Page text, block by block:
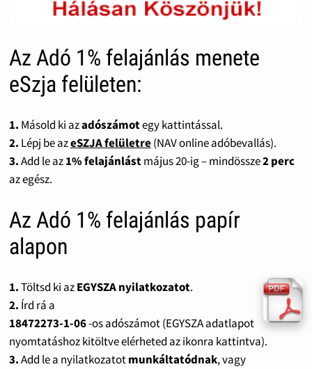
Az Adó 1% felajánlás menete
eSzja felületen:
1. Másold ki azadószámotegy kattintással.
2. Lépj be azeSZJA felületre(NAV online adóbevallás).
3.Add le az1% felajánlástmájus 20-ig – mindössze2 perc
az egész.
Az Adó 1% felajánlás papír
alapon
1.Töltsd ki azEGYSZA nyilatkozatot.
2. Írd rá a
18472273-1-06-os adószámot (EGYSZA adatlapot
nyomtatáshoz kitöltve elérheted az ikonra kattintva).
3.Add le a nyilatkozatotmunkáltatódnak, vagy